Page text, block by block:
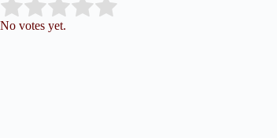
Rate this item:
No votes yet.